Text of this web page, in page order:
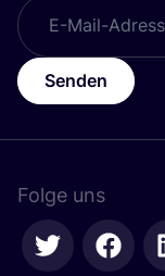
Senden
Folge uns